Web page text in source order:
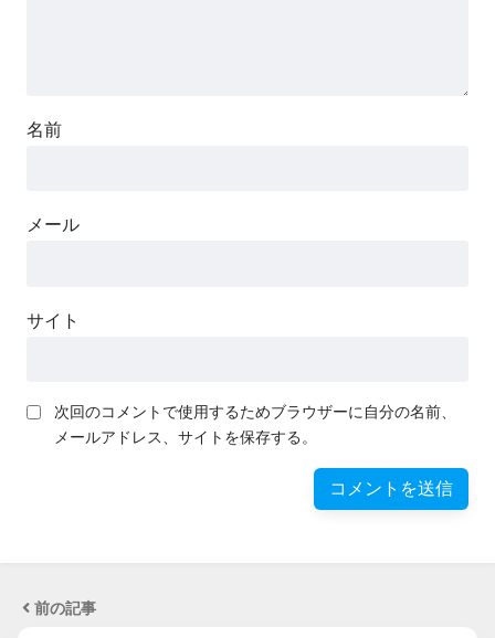
名前
メール
サイト
次回のコメントで使用するためブラウザーに自分の名前、
メールアドレス、サイトを保存する。
前の記事